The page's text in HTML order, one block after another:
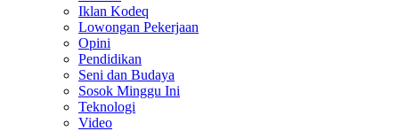
Iklan Kodeq
Lowongan Pekerjaan
Opini
Pendidikan
Seni dan Budaya
Sosok Minggu Ini
Teknologi
Video